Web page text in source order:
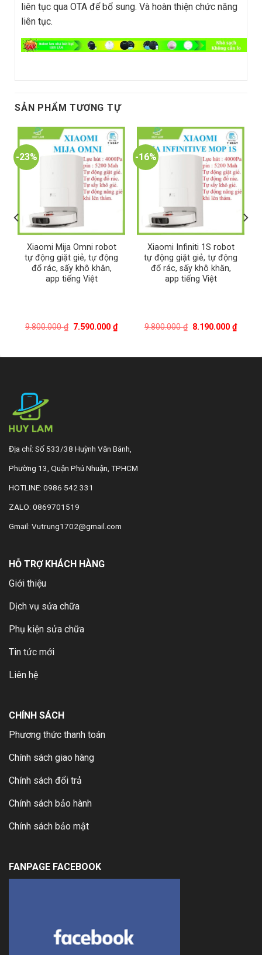
liên tục qua OTA để bổ sung. Và hoàn thiện chức năng
liên tục.
SẢN PHẨM TƯƠNG TỰ
-23%
Xiaomi Mija Omni robot
tự động giặt giẻ, tự động
đổ rác, sấy khô khăn,
app tiếng Việt
9.800.000₫ Giá
7.590.000₫Giá
hiện
7.590.000 ₫.
-16%
Xiaomi Infiniti 1S robot
tự động giặt giẻ, tự động
đổ rác, sấy khô khăn,
app tiếng Việt
9.800.000₫ Giá
8.190.000₫Giá
hiện
Địa chỉ: Số 533/38 Huỳnh Văn Bánh,
Phường 13, Quận Phú Nhuận, TPHCM
HOTLINE: 0986 542 331
ZALO: 0869701519
Gmail: Vutrung1702@gmail.com
HỖ TRỢ KHÁCH HÀNG
Giới thiệu
Dịch vụ sửa chữa
Phụ kiện sửa chữa
Tin tức mới
Liên hệ
CHÍNH SÁCH
Phương thức thanh toán
Chính sách giao hàng
Chính sách đổi trả
Chính sách bảo hành
Chính sách bảo mật
FANPAGE FACEBOOK